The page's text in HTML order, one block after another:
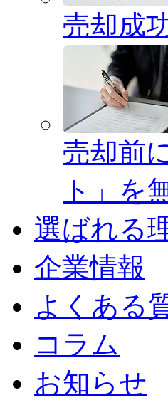
売却成
売却前
ト」を
選ばれる
企業情報
よくある
コラム
お知らせ